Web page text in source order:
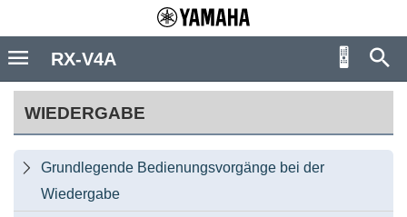
WIEDERGABE

Grundlegende Bedienungsvorgänge bei der
Wiedergabe
RX-V4A